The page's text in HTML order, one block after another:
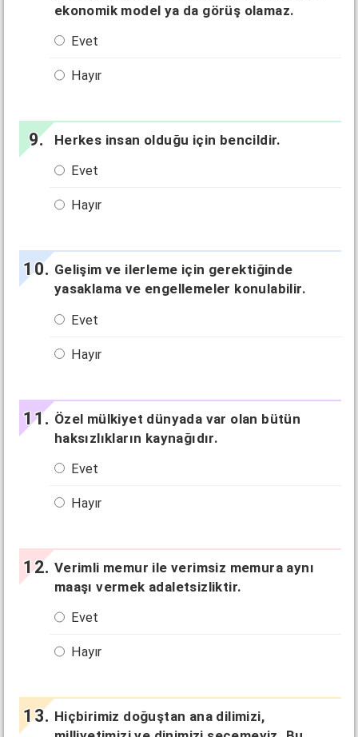
ekonomik model ya da görüş olamaz.
Evet
Hayır
Herkes insan olduğu için bencildir.
Evet
Hayır
Gelişim ve ilerleme için gerektiğinde
yasaklama ve engellemeler konulabilir.
Evet
Hayır
Özel mülkiyet dünyada var olan bütün
haksızlıkların kaynağıdır.
Evet
Hayır
Verimli memur ile verimsiz memura aynı
maaşı vermek adaletsizliktir.
Evet
Hayır
Hiçbirimiz doğuştan ana dilimizi,